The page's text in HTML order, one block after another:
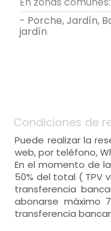
- Porche, Jardín,
jardín
Condiciones de
Puede realizar la
web, por teléfono,
En el momento de
50% del total ( TPV
transferencia
abonarse máximo
transferencia